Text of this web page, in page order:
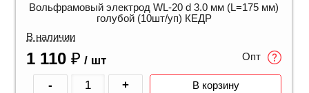
Вольфрамовый электрод WL-20 d 3.0 мм (L=175 мм)
голубой (10шт/уп) КЕДР
В наличии
1 110 ₽ / шт Опт
- + В корзину